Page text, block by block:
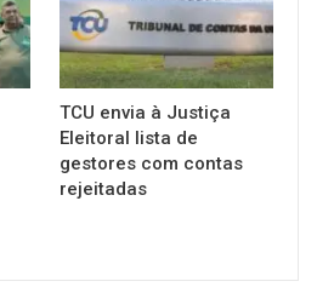
TCU envia à Justiça
Eleitoral lista de
gestores com contas
rejeitadas